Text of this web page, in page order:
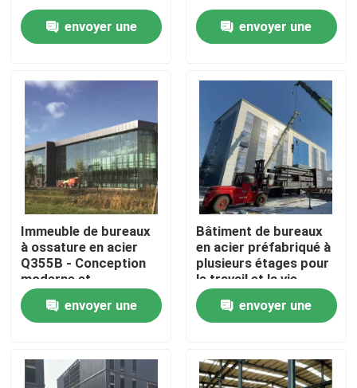
À propos de nous
Visite de l'usine
Contrôle de la qualité
Nous contacter
Nouvelles
Les affaires
Entrepôt de structures en acier
envoyer une envoyer une
Immeuble de bureaux
à ossature en acier
Q355B - Conception
moderne et
écologique
envoyer une
Bâtiment de bureaux
en acier préfabriqué à
plusieurs étages pour
le travail et la vie
envoyer une